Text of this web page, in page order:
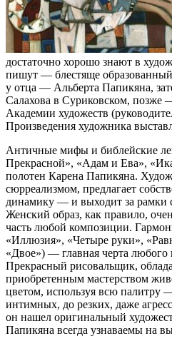
достаточно хорошо знают в
пишут — блестяще
у отца — Альберта Папикяна,
Салахова в Суриковском, позже
Академии художеств
Произведения художника
Античные мифы и библейские
Прекрасной», «Адам и Ева»,
полотен Карена Папикяна.
сюрреализмом, предлагает
динамику — и выходит за рамки
Женский образ, как правило,
часть любой композиции.
«Иллюзия», «Четыре руки»,
«Двое») — главная черта любого
Прекрасный рисовальщик,
приобретенным мастерством
цветом, используя всю палитру
интимных, до резких, даже
он нашел оригинальный
Папикяна всегда узнаваемы на